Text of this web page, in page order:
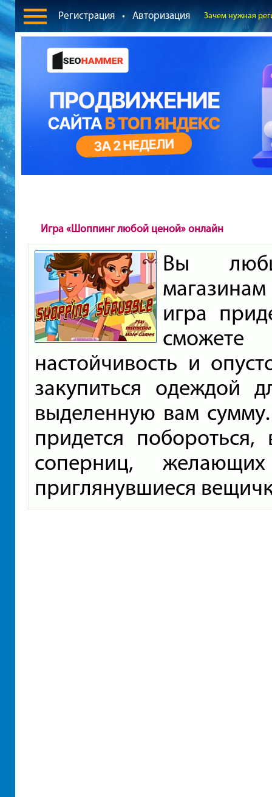
Регистрация • Авторизация Зачем нужная
Игра «Шоппинг любой ценой» онлайн
Вы
игра
настойчивость и
закупиться одеждой
выделенную вам
придется
соперниц,
приглянувшиеся